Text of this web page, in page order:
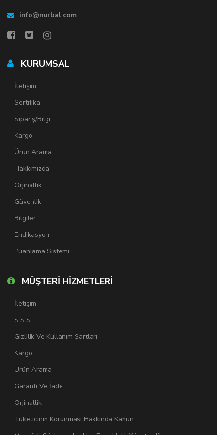
info@nurbal.com
KURUMSAL
İletişim
Sertifika
Sipariş/Bilgi
Kargo
Ürün Arama
Hakkımızda
Orjinallik
Güvenlik
Bilgiler
Endikasyon
Puanlama Sistemi
MÜŞTERİ HİZMETLERİ
İletişim
S.S.S.
Gizlilik Ve Kullanım Şartları
Kargo
Ürün Arama
Garanti Ve İade
Orjinallik
Tüketicinin Korunması Hakkında Kanun